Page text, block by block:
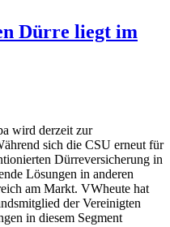
Dürre liegt im
wird derzeit zur
sich die CSU erneut für
Dürreversicherung in
Lösungen in anderen
am Markt. VWheute hat
der Vereinigten
in diesem Segment